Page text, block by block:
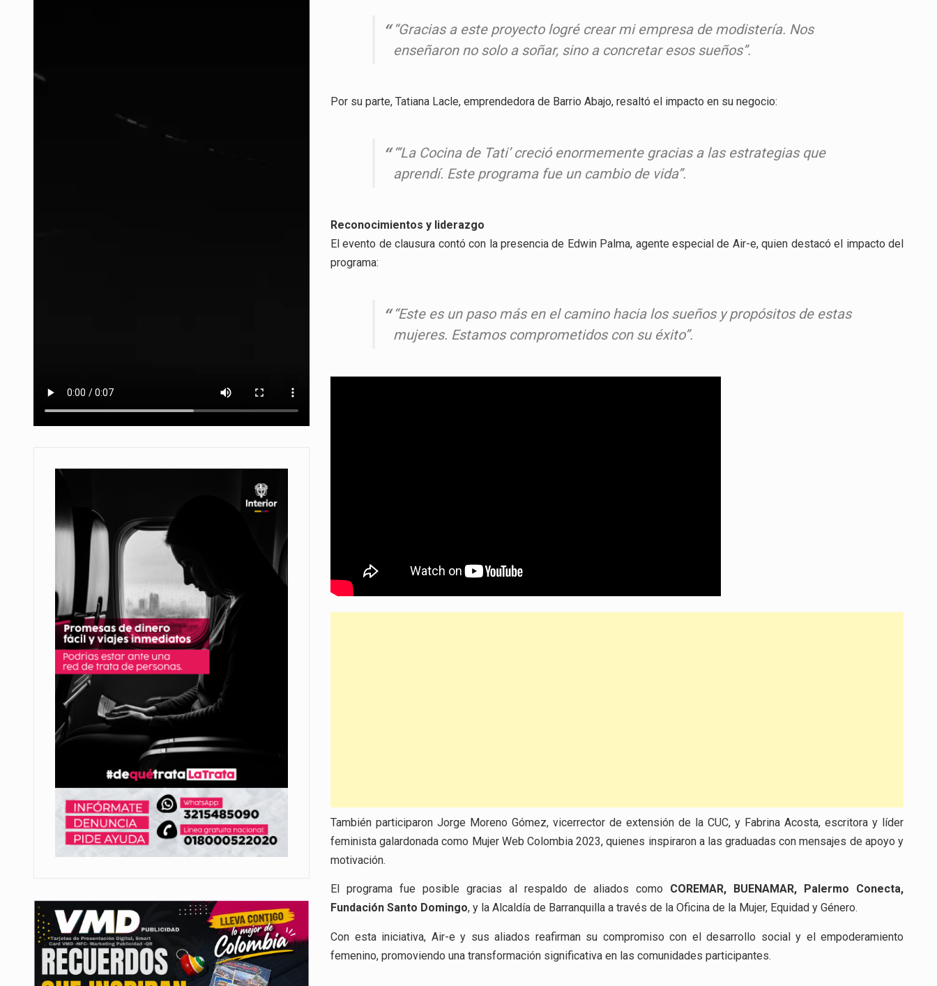
“Gracias a este proyecto logré crear mi empresa de modistería. Nos
enseñaron no solo a soñar, sino a concretar esos sueños”.
Por su parte, Tatiana Lacle, emprendedora de Barrio Abajo, resaltó el impacto en su negocio:
“‘La Cocina de Tati’ creció enormemente gracias a las estrategias que
aprendí. Este programa fue un cambio de vida”.
Reconocimientos y liderazgo
El evento de clausura contó con la presencia de Edwin Palma, agente especial de Air-e, quien destacó el impacto del
programa:
“Este es un paso más en el camino hacia los sueños y propósitos de estas
mujeres. Estamos comprometidos con su éxito”.
También participaron Jorge Moreno Gómez, vicerrector de extensión de la CUC, y Fabrina Acosta, escritora y líder
feminista galardonada como Mujer Web Colombia 2023, quienes inspiraron a las graduadas con mensajes de apoyo y
motivación.
El programa fue posible gracias al respaldo de aliados como COREMAR, BUENAMAR, Palermo Conecta,
Fundación Santo Domingo, y la Alcaldía de Barranquilla a través de la Oficina de la Mujer, Equidad y Género.
Con esta iniciativa, Air-e y sus aliados reafirman su compromiso con el desarrollo social y el empoderamiento
femenino, promoviendo una transformación significativa en las comunidades participantes.